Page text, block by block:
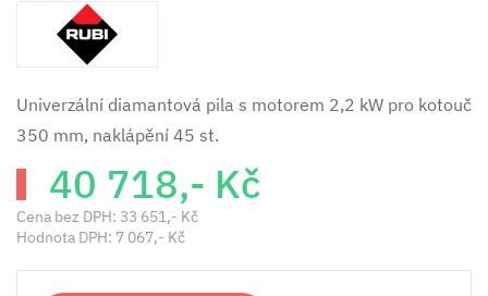
Univerzální diamantová pila s motorem 2,2 kW pro kotouč
350 mm, naklápění 45 st.
40 718,- Kč
Cena bez DPH: 33 651,- Kč
Hodnota DPH: 7 067,- Kč